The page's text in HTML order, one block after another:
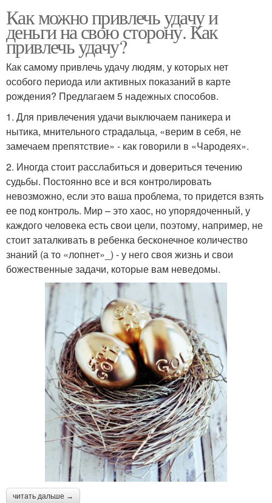
Как можно привлечь удачу и
деньги на свою сторону. Как
привлечь удачу?
Как самому привлечь удачу людям, у которых нет
особого периода или активных показаний в карте
рождения? Предлагаем 5 надежных способов.
1. Для привлечения удачи выключаем паникера и
нытика, мнительного страдальца, «верим в себя, не
замечаем препятствие» - как говорили в «Чародеях».
2. Иногда стоит расслабиться и довериться течению
судьбы. Постоянно все и вся контролировать
невозможно, если это ваша проблема, то придется взять
ее под контроль. Мир – это хаос, но упорядоченный, у
каждого человека есть свои цели, поэтому, например, не
стоит заталкивать в ребенка бесконечное количество
знаний (а то «лопнет»_) - у него своя жизнь и свои
божественные задачи, которые вам неведомы.
читать дальше →